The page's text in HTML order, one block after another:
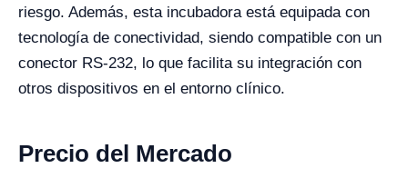
riesgo. Además, esta incubadora está equipada con
tecnología de conectividad, siendo compatible con un
conector RS-232, lo que facilita su integración con
otros dispositivos en el entorno clínico.
Precio del Mercado